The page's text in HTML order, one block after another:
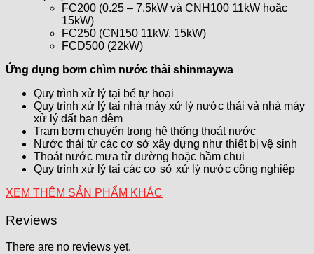
FC200 (0.25 – 7.5kW và CNH100 11kW hoặc
15kW)
FC250 (CN150 11kW, 15kW)
FCD500 (22kW)
Ứng dụng bơm chìm nước thải shinmaywa
Quy trình xử lý tại bể tự hoại
Quy trình xử lý tại nhà máy xử lý nước thải và nhà máy
xử lý đất ban đêm
Trạm bơm chuyển trong hệ thống thoát nước
Nước thải từ các cơ sở xây dựng như thiết bị vệ sinh
Thoát nước mưa từ đường hoặc hầm chui
Quy trình xử lý tại các cơ sở xử lý nước công nghiệp
XEM THÊM SẢN PHẨM KHÁC
Reviews
There are no reviews yet.